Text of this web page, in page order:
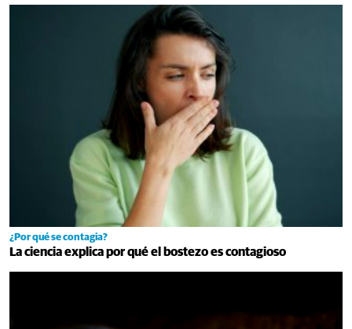
¿Por qué se contagia?
La ciencia explica por qué el bostezo es contagioso